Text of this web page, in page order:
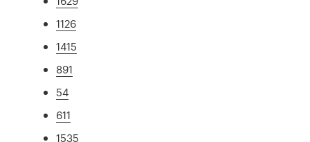
1126
1415
891
54
611
1535